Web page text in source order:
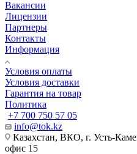
Вакансии
Лицензии
Партнеры
Контакты
Информация
Условия оплаты
Условия доставки
Гарантия на товар
Политика
+7 700 750 57 05
info@tok.kz
Казахстан, ВКО, г. Усть-
офис 15